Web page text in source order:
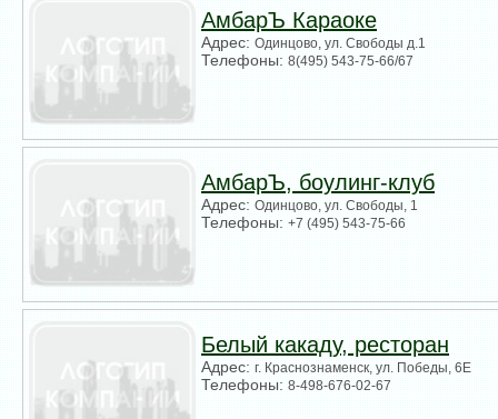
АмбарЪ Караоке
Адрес:Одинцово, ул. Свободы д.1
Телефоны:8(495) 543-75-66/67
АмбарЪ, боулинг-клуб
Адрес:Одинцово, ул. Свободы, 1
Телефоны:+7 (495) 543-75-66
Белый какаду, ресторан
Адрес:г. Краснознаменск, ул. Победы, 6Е
Телефоны:8-498-676-02-67